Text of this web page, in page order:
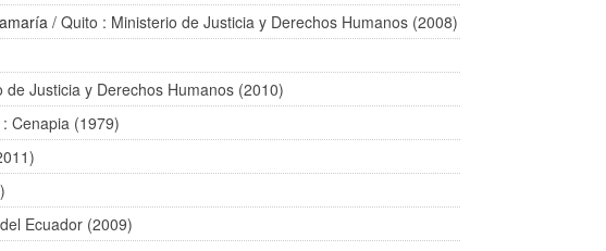
/ Quito : Ministerio de Justicia y Derechos Humanos (2008)
de Justicia y Derechos Humanos (2010)
Cenapia (1979)
Ecuador (2009)